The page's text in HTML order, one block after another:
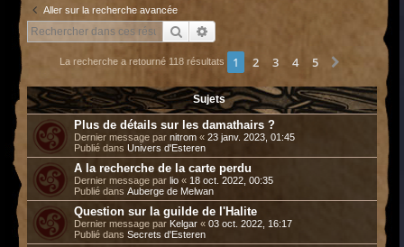
c
h
Aller sur la recherche avancée
Rechercher
La recherche a retourné 118 résultats 1 2 3 4 5
Sujets
Plus de détails sur les damathairs ?
Dernier message par nitrom « 23 janv. 2023, 01:45
Publié dans Univers d'Esteren
A la recherche de la carte perdu
Dernier message par lio « 18 oct. 2022, 00:35
Publié dans Auberge de Melwan
Question sur la guilde de l'Halite
Dernier message par Kelgar « 03 oct. 2022, 16:17
Publié dans Secrets d'Esteren